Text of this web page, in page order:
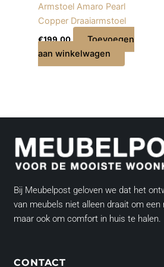
Armstoel Amaro Pearl
Copper Draaiarmstoel
€199,00
Toevoegen
aan winkelwagen
Bij Meubelpost geloven we dat het
van meubels niet alleen draait om een
maar ook om comfort in huis te halen.
CONTACT